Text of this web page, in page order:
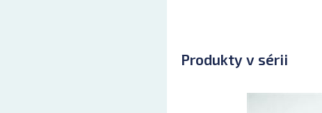
Produkty v sérii